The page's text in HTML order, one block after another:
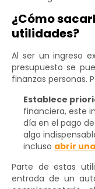
¿Cómo
utilidades?
Al ser un ingreso
presupuesto se
finanzas personas.
Establece
financiera, este
día en el pago
algo
incluso abrir
Parte de estas
entrada de un